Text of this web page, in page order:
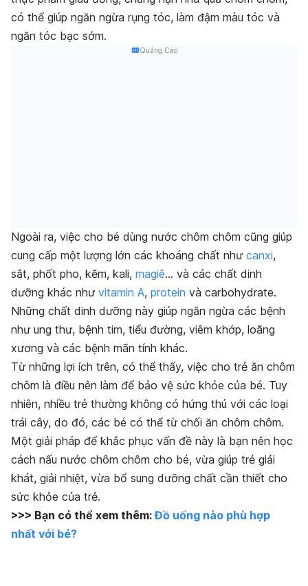
có thể giúp ngăn ngừa rụng tóc, làm đậm màu tóc và
ngăn tóc bạc sớm.
Quảng Cáo
Ngoài ra, việc cho bé dùng nước chôm chôm cũng giúp
cung cấp một lượng lớn các khoáng chất như canxi,
sắt, phốt pho, kẽm, kali, magiê… và các chất dinh
dưỡng khác như vitamin A, protein và carbohydrate.
Những chất dinh dưỡng này giúp ngăn ngừa các bệnh
như ung thư, bệnh tim, tiểu đường, viêm khớp, loãng
xương và các bệnh mãn tính khác.
Từ những lợi ích trên, có thể thấy, việc cho trẻ ăn chôm
chôm là điều nên làm để bảo vệ sức khỏe của bé. Tuy
nhiên, nhiều trẻ thường không có hứng thú với các loại
trái cây, do đó, các bé có thể từ chối ăn chôm chôm.
Một giải pháp để khắc phục vấn đề này là bạn nên học
cách nấu nước chôm chôm cho bé, vừa giúp trẻ giải
khát, giải nhiệt, vừa bổ sung dưỡng chất cần thiết cho
sức khỏe của trẻ.
>>> Bạn có thể xem thêm:Đồ uống nào phù hợp
nhất với bé?